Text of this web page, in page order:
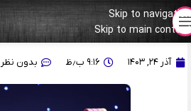
Skip to navigation
Skip to main content
مهدی کرمی: رقبای خوبی داشتم/ می‌توانستم
آذر ۲۴, ۱۴۰۳ ۹:۱۶ ب٫ظ بدون نظر